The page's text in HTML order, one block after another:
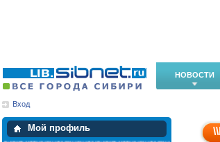
НОВОСТИ
Вход
Мой профиль
Мои закладки
\\